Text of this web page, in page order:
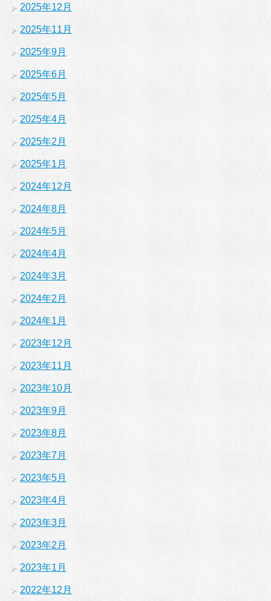
2025年12月
2025年11月
2025年9月
2025年6月
2025年5月
2025年4月
2025年2月
2025年1月
2024年12月
2024年8月
2024年5月
2024年4月
2024年3月
2024年2月
2024年1月
2023年12月
2023年11月
2023年10月
2023年9月
2023年8月
2023年7月
2023年5月
2023年4月
2023年3月
2023年2月
2023年1月
2022年12月